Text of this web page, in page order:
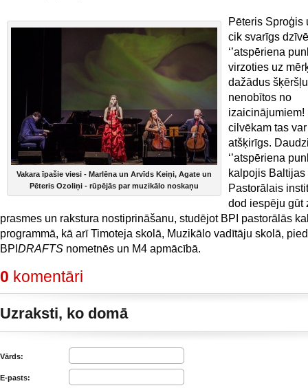
Vakara īpašie viesi - Marlēna un Arvīds Keiņi, Agate un
Pēteris Ozoliņi - rūpējās par muzikālo noskaņu
Pēteris Sproģis
cik svarīgs
‘’atspēriena
virzoties uz
dažādus
nenobītos no
izaicinājumiem!
cilvēkam tas
atšķirīgs.
‘’atspēriena
kalpojis Baltijas
Pastorālais
dod iespēju gūt
prasmes un rakstura nostiprināšanu, studējot BPI pastorālās
programmā, kā arī Timoteja skolā, Muzikālo vadītāju skolā,
BPIDRAFTS nometnēs un M4 apmācībā.
0 komentāri
Uzraksti, ko domā
Vārds:
E-pasts: